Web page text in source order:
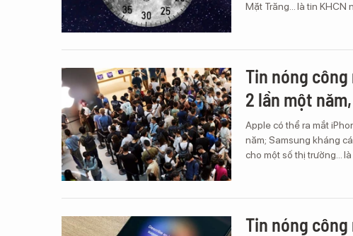
Mặt Trăng... là tin KHCN
Tin nóng
2 lần một
Apple có thể ra mắt
năm; Samsung kháng
cho một số thị trường...
Tin nóng